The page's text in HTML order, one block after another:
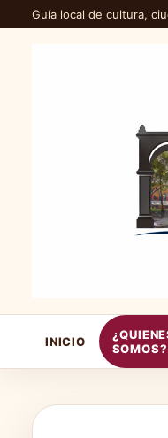
Guía local de cultura,
INICIO
SOMOS?